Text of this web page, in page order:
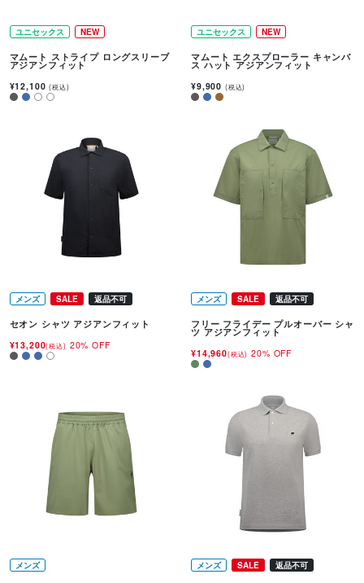
ユニセックス NEW
マムート ストライプ ロングスリーブ
アジアンフィット
¥12,100(税込)
ユニセックス NEW
マムート エクスプローラー キャンバ
ス ハット アジアンフィット
¥9,900 (税込)
メンズ SALE 返品不可
セオン シャツ アジアンフィット
¥13,200(税込) 20% OFF
メンズ SALE 返品不可
フリー フライデー プルオーバー シャ
ツ アジアンフィット
¥14,960(税込) 20% OFF
メンズ メンズ SALE 返品不可